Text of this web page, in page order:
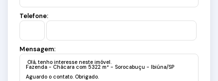
Telefone:
Mensagem: